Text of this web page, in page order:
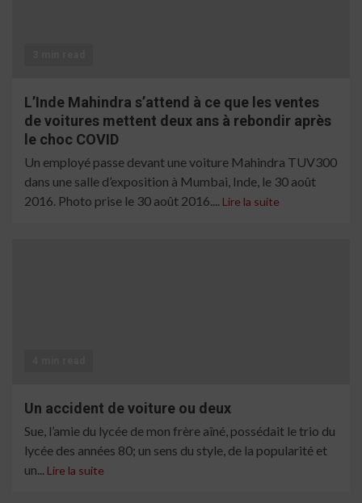
L’Inde Mahindra s’attend à ce que les ventes
de voitures mettent deux ans à rebondir après
le choc COVID
Un employé passe devant une voiture Mahindra TUV300
dans une salle d’exposition à Mumbai, Inde, le 30 août
2016. Photo prise le 30 août 2016.... Lire la suite
Un accident de voiture ou deux
Sue, l’amie du lycée de mon frère aîné, possédait le trio du
lycée des années 80; un sens du style, de la popularité et
un... Lire la suite